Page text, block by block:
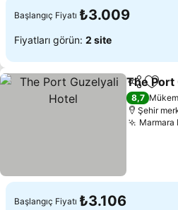
Başlangıç Fiyatı ₺3.009
Fiyatları görün: 2 site
Paylaş
The Port
8,7
Şehir
Marmara
Başlangıç Fiyatı ₺3.106